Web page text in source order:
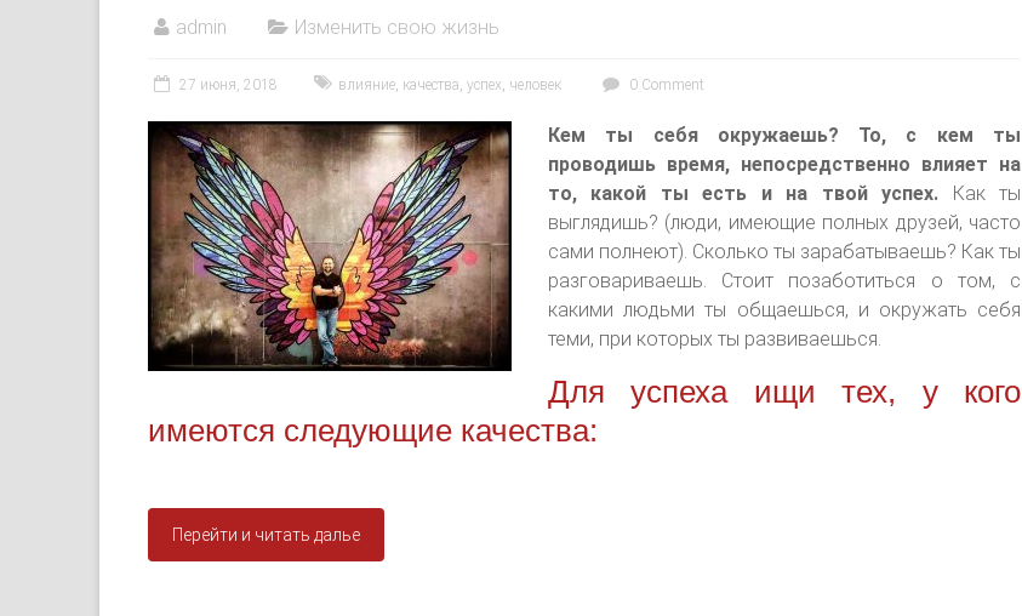
admin Изменить свою жизнь
27 июня, 2018 влияние, качества, успех, человек 0 Comment
Кем ты себя окружаешь? То, с кем ты
проводишь время, непосредственно влияет на
то, какой ты есть и на твой успех. Как ты
выглядишь? (люди, имеющие полных друзей, часто
сами полнеют). Сколько ты зарабатываешь? Как ты
разговариваешь. Стоит позаботиться о том, с
какими людьми ты общаешься, и окружать себя
теми, при которых ты развиваешься.
Для успеха ищи тех, у кого
имеются следующие качества:
Перейти и читать далье